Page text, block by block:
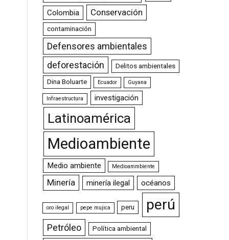
Colombia
Conservación
contaminación
Defensores ambientales
deforestación
Delitos ambientales
Dina Boluarte Ecuador Guyana
Infraestructura investigación
Latinoamérica
Medioambiente
Medio ambiente Medioammbiente
Minería minería ilegal océanos
oro ilegal pepe mujica peru perú
Petróleo Política ambiental